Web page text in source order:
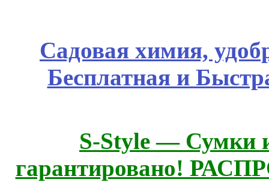
Садовая химия,
Бесплатная и
S-Style — Сумки
гарантировано!